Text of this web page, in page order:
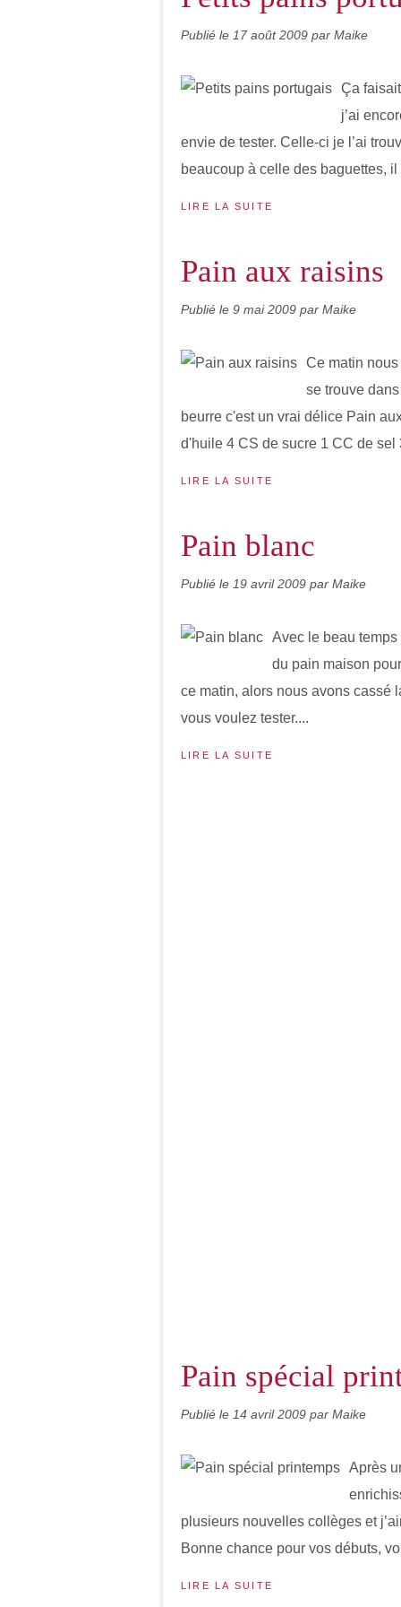
Publié le 17 août 2009 par Maike
Ça
j’ai
envie de tester. Celle-ci je l’ai
beaucoup à celle des baguettes, il
LIRE LA SUITE
Pain aux raisins
Publié le 9 mai 2009 par Maike
Ce matin
se trouve
beurre c'est un vrai délice Pain
d'huile 4 CS de sucre 1 CC de sel
LIRE LA SUITE
Pain blanc
Publié le 19 avril 2009 par Maike
Avec le beau
du pain maison
ce matin, alors nous avons cassé
vous voulez tester....
LIRE LA SUITE
Pain spécial
Publié le 14 avril 2009 par Maike
Après
plusieurs nouvelles collèges et
Bonne chance pour vos débuts,
LIRE LA SUITE